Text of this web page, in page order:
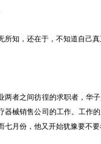
知，还在于，不知道自己真
者之间彷徨的求职者，华子
器械销售公司的工作。工作
七月份，他又开始犹豫要不